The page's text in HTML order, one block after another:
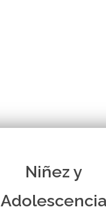
Niñez y
Adolescencia